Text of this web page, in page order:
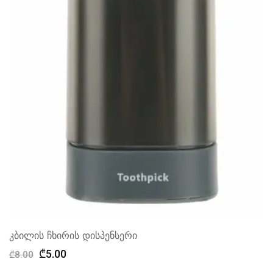
კბილის ჩხირის დისპენსერი
₾8.00 Original
₾5.00Current